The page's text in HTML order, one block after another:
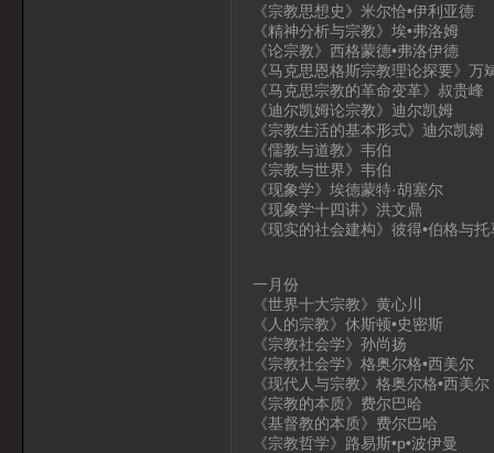
《宗教思想史》米尔恰•伊利亚德
《精神分析与宗教》埃•弗洛姆
《论宗教》西格蒙德•弗洛伊德
《马克思恩格斯宗教理论探要》万
《马克思宗教的革命变革》叔贵峰
《迪尔凯姆论宗教》迪尔凯姆
《宗教生活的基本形式》迪尔凯姆
《儒教与道教》韦伯
《宗教与世界》韦伯
《现象学》埃德蒙特·胡塞尔
《现象学十四讲》洪文鼎
《现实的社会建构》彼得•伯格与
一月份
《世界十大宗教》黄心川
《人的宗教》休斯顿•史密斯
《宗教社会学》孙尚扬
《宗教社会学》格奥尔格•西美尔
《现代人与宗教》格奥尔格•西美尔
《宗教的本质》费尔巴哈
《基督教的本质》费尔巴哈
《宗教哲学》路易斯•p•波伊曼